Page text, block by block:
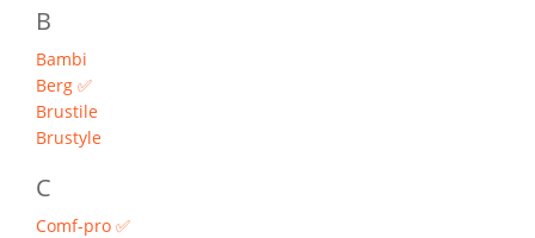
B
Bambi
Berg ✅
Brustilе
Brustylе
C
Comf-pro ✅